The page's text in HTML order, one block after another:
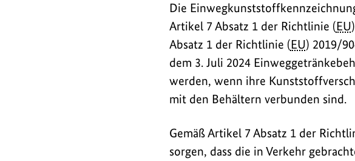
i
n
k
s
Die
Artikel 7 Absatz 1 der Richtlinie (EU
Absatz 1 der Richtlinie (EU) 2019/
dem 3. Juli 2024
werden, wenn ihre
mit den Behältern verbunden sind.
Gemäß Artikel 7 Absatz 1 der
sorgen, dass die in Verkehr